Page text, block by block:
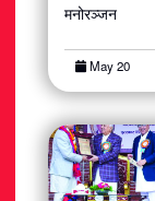
मनोरञ्जन
May 20